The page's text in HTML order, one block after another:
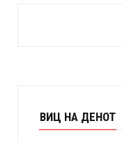
ВИЦ НА ДЕНОТ